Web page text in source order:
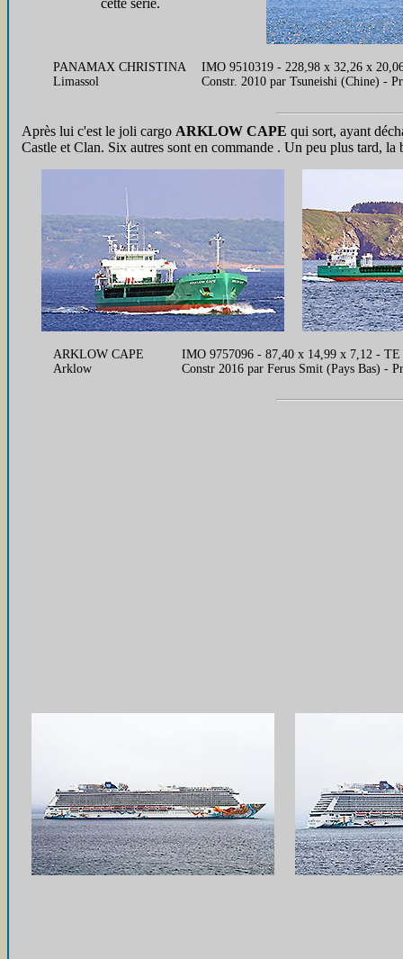
cette série.
PANAMAX CHRISTINA
Limassol
IMO 9510319 - 228,98 x 32,26 x
Constr. 2010 par Tsuneishi (Chine) -
Après lui c'est le joli cargo ARKLOW CAPE qui sort, ayant
Castle et Clan. Six autres sont en commande . Un peu plus tard, la
ARKLOW CAPE
Arklow
IMO 9757096 - 87,40 x 14,99 x 7,12 -
Constr 2016 par Ferus Smit (Pays Bas) -